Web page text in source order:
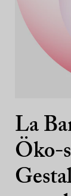
La
Öko-